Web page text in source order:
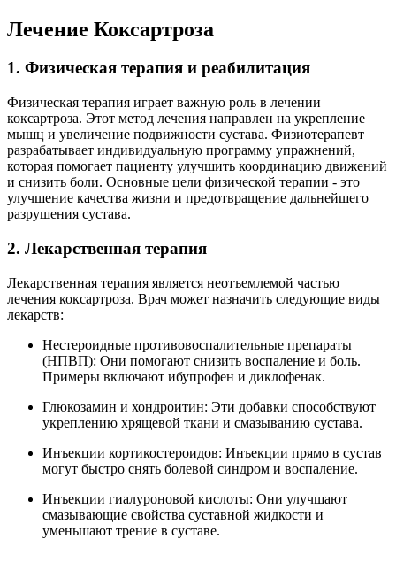
Лечение Коксартроза
1. Физическая терапия и реабилитация
Физическая терапия играет важную роль в лечении
коксартроза. Этот метод лечения направлен на укрепление
мышц и увеличение подвижности сустава. Физиотерапевт
разрабатывает индивидуальную программу упражнений,
которая помогает пациенту улучшить координацию движений
и снизить боли. Основные цели физической терапии - это
улучшение качества жизни и предотвращение дальнейшего
разрушения сустава.
2. Лекарственная терапия
Лекарственная терапия является неотъемлемой частью
лечения коксартроза. Врач может назначить следующие виды
лекарств:
Нестероидные противовоспалительные препараты
(НПВП): Они помогают снизить воспаление и боль.
Примеры включают ибупрофен и диклофенак.
Глюкозамин и хондроитин: Эти добавки способствуют
укреплению хрящевой ткани и смазыванию сустава.
Инъекции кортикостероидов: Инъекции прямо в сустав
могут быстро снять болевой синдром и воспаление.
Инъекции гиалуроновой кислоты: Они улучшают
смазывающие свойства суставной жидкости и
уменьшают трение в суставе.